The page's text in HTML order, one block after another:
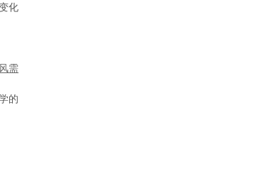
化
需
的